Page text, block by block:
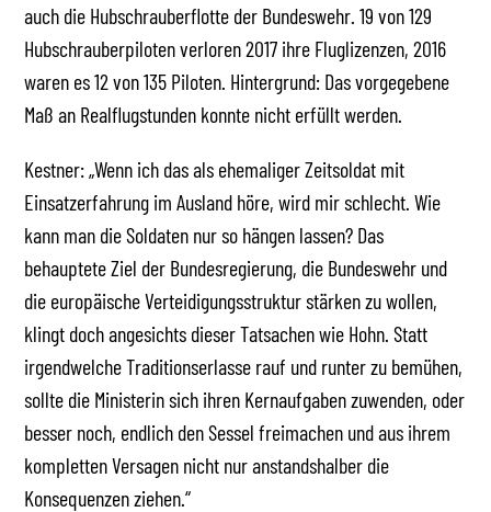
auch die Hubschrauberflotte der Bundeswehr. 19 von 129
Hubschrauberpiloten verloren 2017 ihre Fluglizenzen, 2016
waren es 12 von 135 Piloten. Hintergrund: Das vorgegebene
Maß an Realflugstunden konnte nicht erfüllt werden.
Kestner: „Wenn ich das als ehemaliger Zeitsoldat mit
Einsatzerfahrung im Ausland höre, wird mir schlecht. Wie
kann man die Soldaten nur so hängen lassen? Das
behauptete Ziel der Bundesregierung, die Bundeswehr und
die europäische Verteidigungsstruktur stärken zu wollen,
klingt doch angesichts dieser Tatsachen wie Hohn. Statt
irgendwelche Traditionserlasse rauf und runter zu bemühen,
sollte die Ministerin sich ihren Kernaufgaben zuwenden, oder
besser noch, endlich den Sessel freimachen und aus ihrem
kompletten Versagen nicht nur anstandshalber die
Konsequenzen ziehen.“